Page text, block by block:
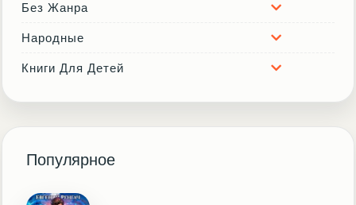
Без Жанра
Народные
Книги Для Детей
Популярное